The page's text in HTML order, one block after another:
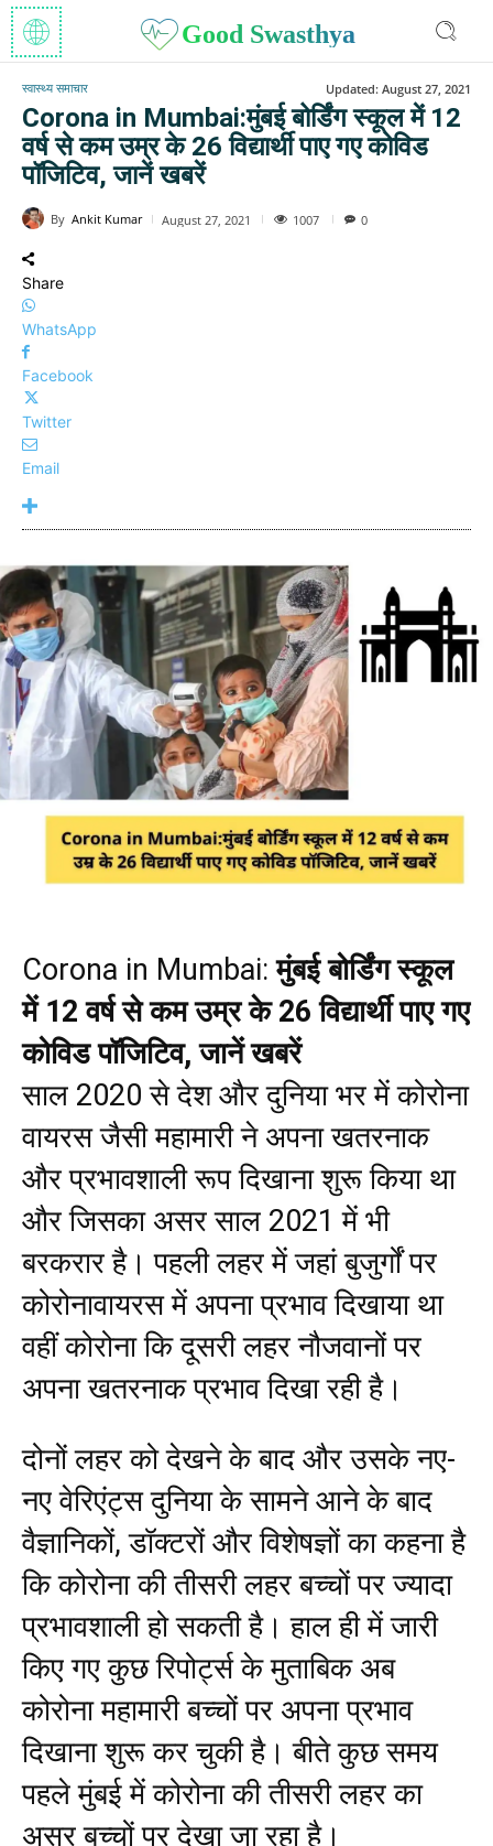
Good Swasthya
स्वास्थ्य समाचार Updated: August 27, 2021
Corona in Mumbai:मुंबई बोर्डिंग स्कूल में 12
वर्ष से कम उम्र के 26 विद्यार्थी पाए गए कोविड
पॉजिटिव, जानें खबरें
By Ankit Kumar August 27, 2021 1007 0
Share
WhatsApp
Facebook
Twitter
Email
Corona in Mumbai:मुंबई बोर्डिंग स्कूल
में 12 वर्ष से कम उम्र के 26 विद्यार्थी पाए गए
कोविड पॉजिटिव, जानें खबरें
साल 2020 से देश और दुनिया भर में कोरोना
वायरस जैसी महामारी ने अपना खतरनाक
और प्रभावशाली रूप दिखाना शुरू किया था
और जिसका असर साल 2021 में भी
बरकरार है। पहली लहर में जहां बुजुर्गों पर
कोरोनावायरस में अपना प्रभाव दिखाया था
वहीं कोरोना कि दूसरी लहर नौजवानों पर
अपना खतरनाक प्रभाव दिखा रही है।
दोनों लहर को देखने के बाद और उसके नए-
नए वेरिएंट्स दुनिया के सामने आने के बाद
वैज्ञानिकों, डॉक्टरों और विशेषज्ञों का कहना है
कि कोरोना की तीसरी लहर बच्चों पर ज्यादा
प्रभावशाली हो सकती है। हाल ही में जारी
किए गए कुछ रिपोर्ट्स के मुताबिक अब
कोरोना महामारी बच्चों पर अपना प्रभाव
दिखाना शुरू कर चुकी है। बीते कुछ समय
पहले मुंबई में कोरोना की तीसरी लहर का
असर बच्चों पर देखा जा रहा है।